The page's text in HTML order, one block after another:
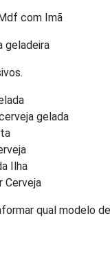
com Imã
geladeira
gelada
Ilha
Cerveja
qual modelo